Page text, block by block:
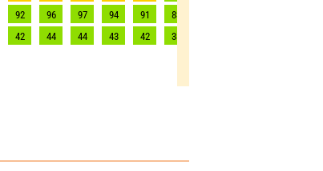
92 96 97 94 91 83
42 44 44 43 42 38